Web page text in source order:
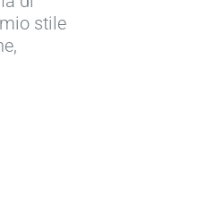
stile